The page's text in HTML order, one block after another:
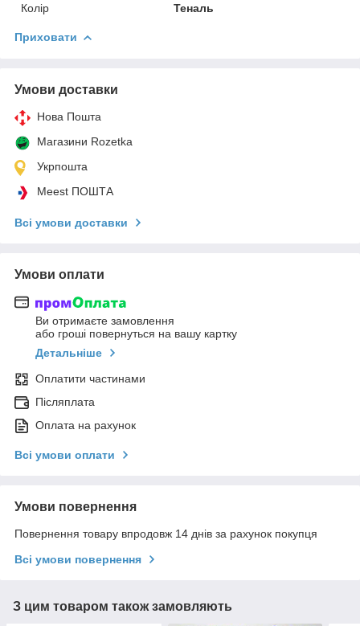
Колір
Теналь
Приховати
Умови доставки
Нова Пошта
Магазини Rozetka
Укрпошта
Meest ПОШТА
Всі умови доставки
Умови оплати
Ви отримаєте замовлення
або гроші повернуться на вашу картку
Детальніше
Оплатити частинами
Післяплата
Оплата на рахунок
Всі умови оплати
Умови повернення
Повернення товару впродовж 14 днів за рахунок покупця
Всі умови повернення
З цим товаром також замовляють